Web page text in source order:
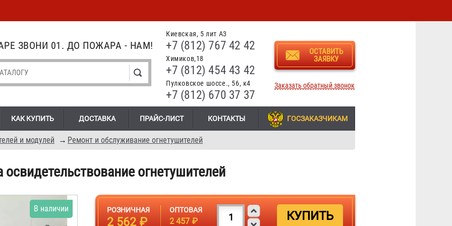
Киевская, 5 лит А3
+7 (812) 767 42 42
Химиков,18
+7 (812) 454 43 42
Пулковское шоссе., 56, к4
+7 (812) 670 37 37
ОСТАВИТЬ
ЗАЯВКУ
Заказать обратный звонок
ЗВОНИ 01. ДО ПОЖАРА - НАМ!
КАК КУПИТЬ ДОСТАВКА ПРАЙС-ЛИСТ КОНТАКТЫ ГОСЗАКАЗЧИКАМ
и модулей → Ремонт и обслуживание огнетушителей
огнетушителей
В наличии РОЗНИЧНАЯ
2 562 ₽
ОПТОВАЯ
2 457 ₽